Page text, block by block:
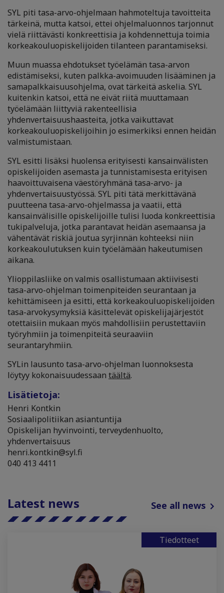
SYL piti tasa-arvo-ohjelmaan hahmoteltuja tavoitteita
tärkeinä, mutta katsoi, ettei ohjelmaluonnos tarjonnut
vielä riittävästi konkreettisia ja kohdennettuja toimia
korkeakouluopiskelijoiden tilanteen parantamiseksi.
Muun muassa ehdotukset työelämän tasa-arvon
edistämiseksi, kuten palkka-avoimuuden lisääminen ja
samapalkkaisuusohjelma, ovat tärkeitä askelia. SYL
kuitenkin katsoi, että ne eivät riitä muuttamaan
työelämään liittyviä rakenteellisia
yhdenvertaisuushaasteita, jotka vaikuttavat
korkeakouluopiskelijoihin jo esimerkiksi ennen heidän
valmistumistaan.
SYL esitti lisäksi huolensa erityisesti kansainvälisten
opiskelijoiden asemasta ja tunnistamisesta erityisen
haavoittuvaisena väestöryhmänä tasa-arvo- ja
yhdenvertaisuustyössä. SYL piti tätä merkittävänä
puutteena tasa-arvo-ohjelmassa ja vaatii, että
kansainvälisille opiskelijoille tulisi luoda konkreettisia
tukipalveluja, jotka parantavat heidän asemaansa ja
vähentävät riskiä joutua syrjinnän kohteeksi niin
korkeakoulutuksen kuin työelämään hakeutumisen
aikana.
Ylioppilasliike on valmis osallistumaan aktiivisesti
tasa-arvo-ohjelman toimenpiteiden seurantaan ja
kehittämiseen ja esitti, että korkeakouluopiskelijoiden
tasa-arvokysymyksiä käsittelevät opiskelijajärjestöt
otettaisiin mukaan myös mahdollisiin perustettaviin
työryhmiin ja toimenpiteitä seuraaviin
seurantaryhmiin.
SYLin lausunto tasa-arvo-ohjelman luonnoksesta
löytyy kokonaisuudessaan täältä.
Lisätietoja:
Henri Kontkin
Sosiaalipolitiikan asiantuntija
Opiskelijan hyvinvointi, terveydenhuolto,
yhdenvertaisuus
henri.kontkin@syl.fi
040 413 4411
Latest news See all news
Tiedotteet